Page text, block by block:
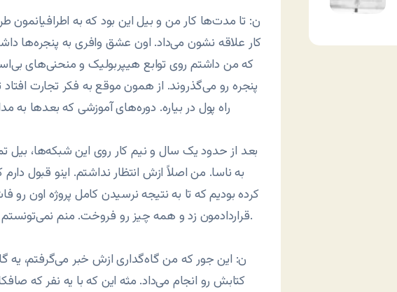
ن: تا مدت‌ها کار من و بیل این بود که به اطرافیانمون
کار علاقه نشون می‌داد. اون عشق وافری به پنجره‌ها
که من داشتم روی توابع هیپربولیک و منحنی‌های
پنجره رو می‌گذروند. از همون موقع به فکر تجارت
راه پول در بیاره. دوره‌های آموزشی که بعدها
بعد از حدود یک سال و نیم کار روی این شبکه‌ها، بیل
به ناسا. من اصلاً ازش انتظار نداشتم. اینو قبول
کرده بودیم که تا به نتیجه نرسیدن کامل پروژه اون رو
قراردادمون زد و همه چیز رو فروخت. منم نمی‌تونستم کاری بکنم. هنوز بحث امضای الکترونیک آغاز نشده بود.
ن: این جور که من گاه‌گداری ازش خبر می‌گرفتم،
کتابش رو انجام می‌داد. مثه این که با یه نفر که